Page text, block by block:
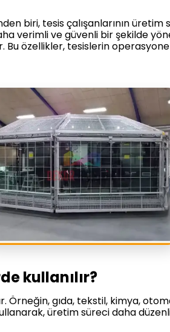
biri, tesis çalışanlarının
verimli ve güvenli bir şekilde
Bu özellikler, tesislerin
kullanılır?
Örneğin, gıda, tekstil, kimya,
üretim süreci daha